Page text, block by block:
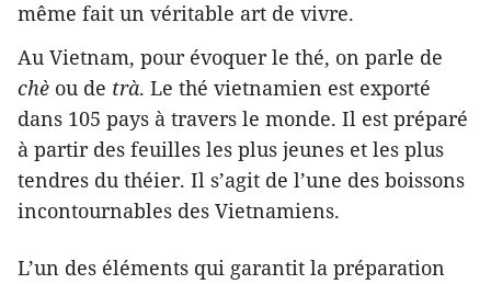
même fait un véritable art de vivre.
Au Vietnam, pour évoquer le thé, on parle de
chè ou de trà. Le thé vietnamien est exporté
dans 105 pays à travers le monde. Il est préparé
à partir des feuilles les plus jeunes et les plus
tendres du théier. Il s’agit de l’une des boissons
incontournables des Vietnamiens.
L’un des éléments qui garantit la préparation